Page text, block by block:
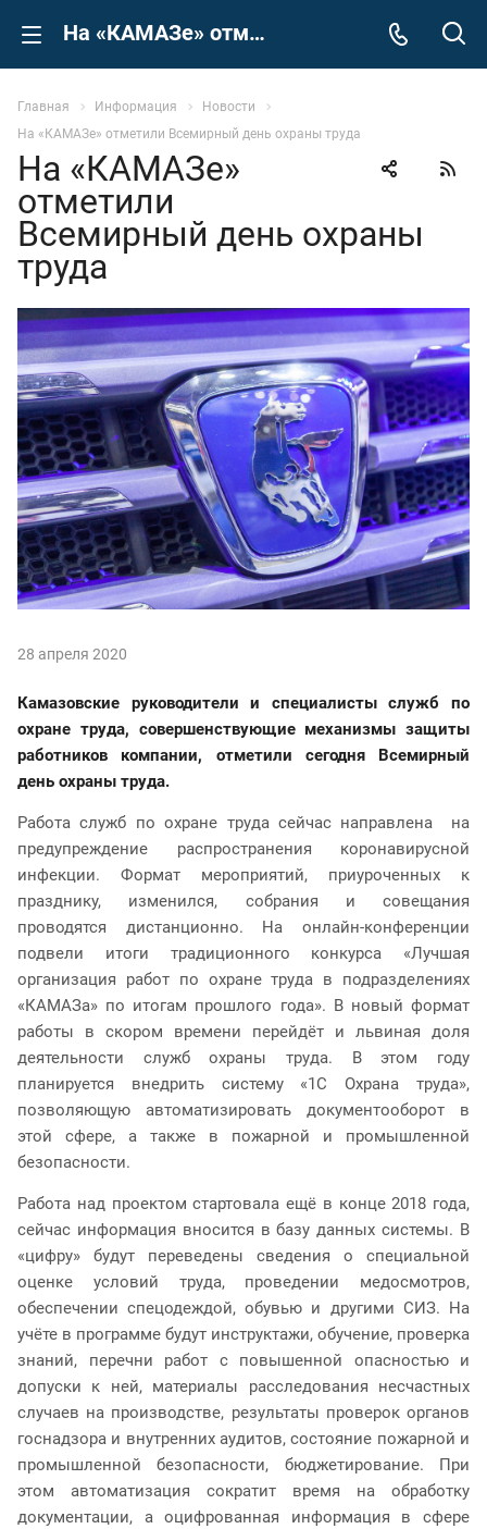
На «КАМАЗе» отметили Всемирный день охраны труда
Главная Информация
Новости
На «КАМАЗе» отметили Всемирный день охраны труда
На «КАМАЗе»
отметили
Всемирный день охраны
труда
28 апреля 2020
Камазовские руководители и специалисты служб по
охране труда, совершенствующие механизмы защиты
работников компании, отметили сегодня Всемирный
день охраны труда.
Работа служб по охране труда сейчас направлена на
предупреждение распространения коронавирусной
инфекции. Формат мероприятий, приуроченных к
празднику, изменился, собрания и совещания
проводятся дистанционно. На онлайн-конференции
подвели итоги традиционного конкурса «Лучшая
организация работ по охране труда в подразделениях
«КАМАЗа» по итогам прошлого года». В новый формат
работы в скором времени перейдёт и львиная доля
деятельности служб охраны труда. В этом году
планируется внедрить систему «1С Охрана труда»,
позволяющую автоматизировать документооборот в
этой сфере, а также в пожарной и промышленной
безопасности.
Работа над проектом стартовала ещё в конце 2018 года,
сейчас информация вносится в базу данных системы. В
«цифру» будут переведены сведения о специальной
оценке условий труда, проведении медосмотров,
обеспечении спецодеждой, обувью и другими СИЗ. На
учёте в программе будут инструктажи, обучение, проверка
знаний, перечни работ с повышенной опасностью и
допуски к ней, материалы расследования несчастных
случаев на производстве, результаты проверок органов
госнадзора и внутренних аудитов, состояние пожарной и
промышленной безопасности, бюджетирование. При
этом автоматизация сократит время на обработку
документации, а оцифрованная информация в сфере